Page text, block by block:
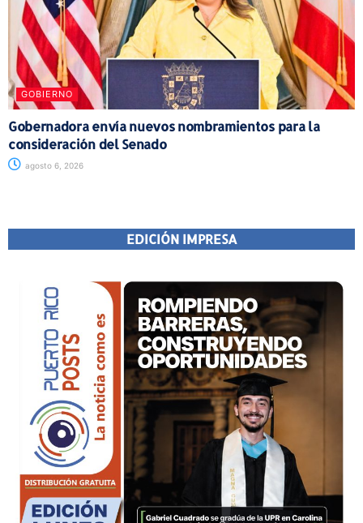
GOBIERNO
Gobernadora envía nuevos nombramientos para la
consideración del Senado
agosto 6, 2026
EDICIÓN IMPRESA